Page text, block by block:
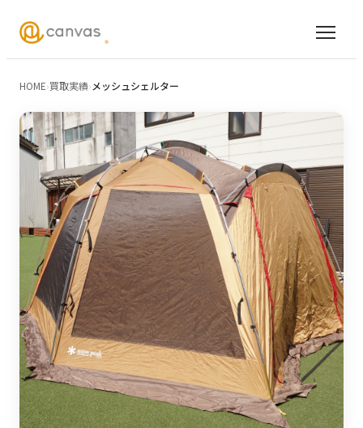
HOME›買取実績›メッシュシェルター